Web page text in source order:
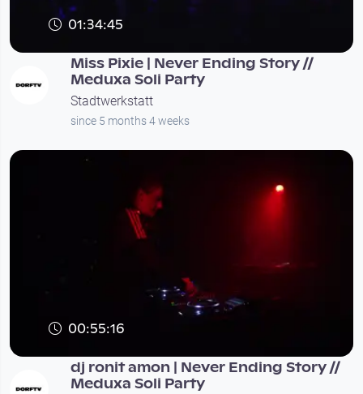
01:34:45
Miss Pixie | Never Ending Story //
Meduxa Soli Party
Stadtwerkstatt
since 5 months 4 weeks
00:55:16
dj ronit amon | Never Ending Story //
Meduxa Soli Party